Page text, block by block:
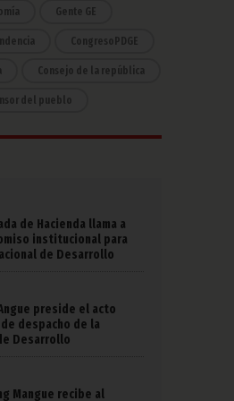
Gente GE
CongresoPDGE
Consejo de la república
del pueblo
de Hacienda llama a
institucional para
de Desarrollo
preside el acto
despacho de la
Desarrollo
Mangue recibe al